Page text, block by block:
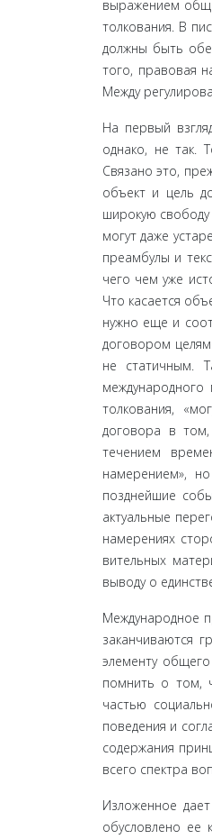
выражением
толкования. В
должны быть
того, правовая
Между
На первый
однако, не так.
Связано это,
объект и цель
широкую
могут даже
преамбулы и
чего чем уже
Что касается
нужно еще и
договором
не статичным.
толкования,
договора в
течением
намерением»,
позднейшие
актуальные
намерениях
вительных
выво­ду о
Международное
заканчиваются
элементу
пом­нить о том,
частью
поведения и
содержа­ния
всего спектра
Изложенное
обусловлено ее